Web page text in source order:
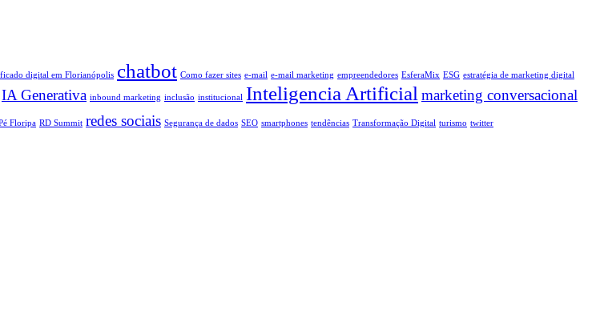
digital em Florianópolis chatbot Como fazer sites e-mail e-mail marketing empreendedores EsferaMix ESG estratégia de marketing digital
IA Generativa inbound marketing inclusão institucional Inteligencia Artificial marketing conversacional
Floripa RD Summit redes sociais Segurança de dados SEO smartphones tendências Transformação Digital turismo twitter